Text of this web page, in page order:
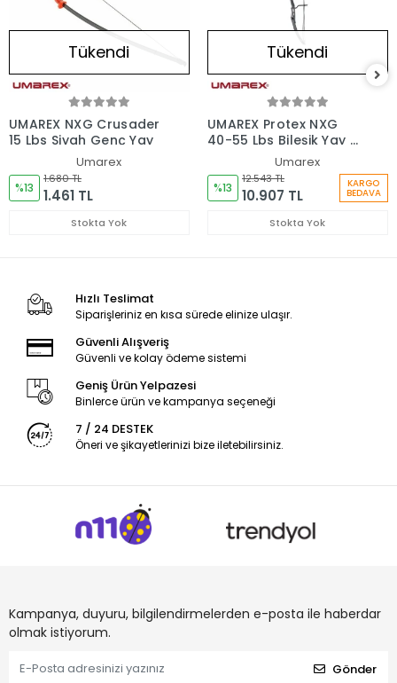
Tükendi
UMAREX NXG Crusader
15 Lbs Siyah Genç Yay
Umarex
%13
1.680 TL
1.461 TL
Stokta Yok
Tükendi
UMAREX Protex NXG
40-55 Lbs Bileşik Yay -
Umarex
%13
12.543 TL
10.907 TL
KARGO
BEDAVA
Stokta Yok
Hızlı Teslimat
Siparişleriniz en kısa sürede elinize ulaşır.
Güvenli Alışveriş
Güvenli ve kolay ödeme sistemi
Geniş Ürün Yelpazesi
Binlerce ürün ve kampanya seçeneği
7 / 24 DESTEK
Öneri ve şikayetlerinizi bize iletebilirsiniz.
Kampanya, duyuru, bilgilendirmelerden e-posta ile haberdar
olmak istiyorum.
Gönder